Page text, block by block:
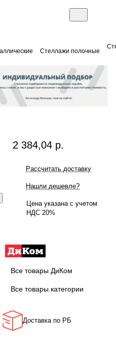
Стеллажи полочные
2 384,04 р.
Рассчитать доставку
Нашли дешевле?
Цена указана с учетом
НДС 20%
Все товары ДиКом
Все товары категории
Доставка по РБ